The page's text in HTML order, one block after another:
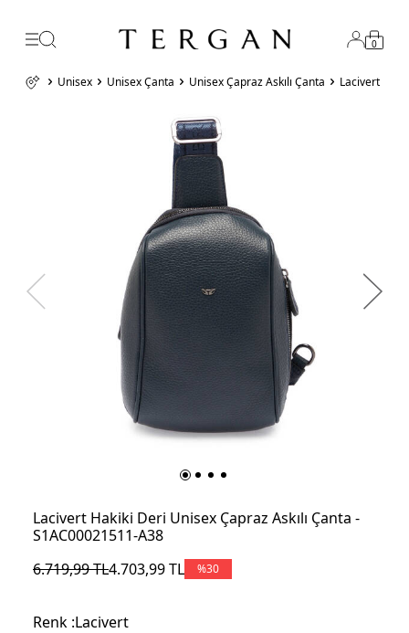
0
Unisex Unisex Çanta Unisex Çapraz Askılı Çanta Lacivert
Lacivert Hakiki Deri Unisex Çapraz Askılı Çanta -
S1AC00021511-A38
6.719,99TL4.703,99TL %30
Renk :Lacivert